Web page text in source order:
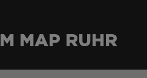
MAP RUHR